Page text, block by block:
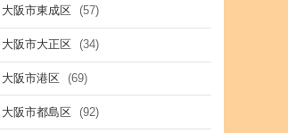
大阪市東成区 (57)
大阪市大正区 (34)
大阪市港区 (69)
大阪市都島区 (92)